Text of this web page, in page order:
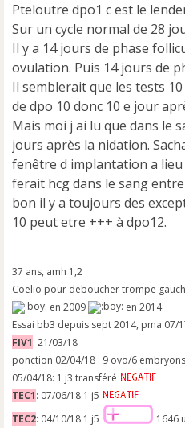
a
g
e
n
o
n
l
u
Pteloutre dpo1 c est le
Sur un cycle normal de 28
Il y a 14 jours de phase
ovulation. Puis 14 jours de
Il semblerait que les tests
de dpo 10 donc 10 e jour
Mais moi j ai lu que dans le
jours après la nidation.
fenêtre d implantation a lieu
ferait hcg dans le sang
bon il y a toujours des
10 peut etre +++ à dpo12.
37 ans, amh 1,2
Coelio pour deboucher trompe
en 2009
en 2014
Essai bb3 depuis sept 2014, pma 07/
FIV1: 21/03/18
ponction 02/04/18 : 9 ovo/6 embryons
05/04/18: 1 j3 transféré
TEC1: 07/06/18 1 j5
TEC2: 04/10/18 1 j5 1646